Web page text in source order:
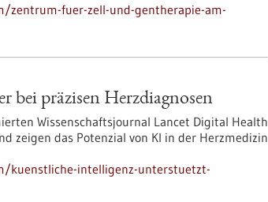
fuer-zell-und-gentherapie-am-
präzisen Herzdiagnosen
Wissenschaftsjournal Lancet Digital Health
zeigen das Potenzial von KI in der Herzmedizin
kuenstliche-intelligenz-unterstuetzt-